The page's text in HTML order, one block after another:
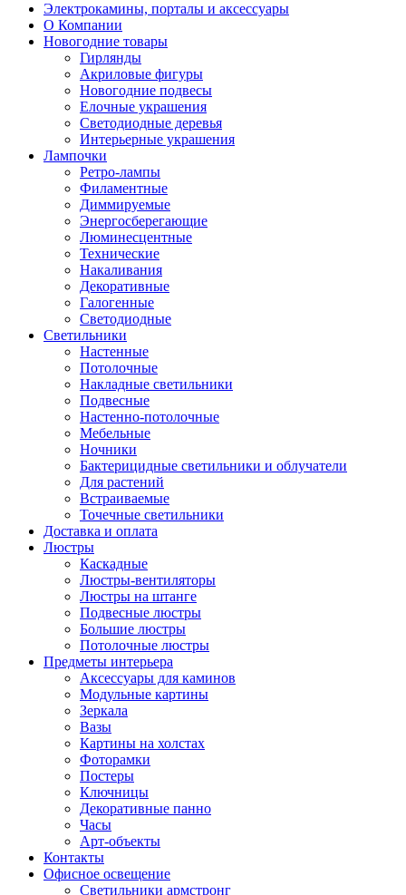
Электрокамины, порталы и аксессуары
О Компании
Новогодние товары
Гирлянды
Акриловые фигуры
Новогодние подвесы
Елочные украшения
Светодиодные деревья
Интерьерные украшения
Лампочки
Ретро-лампы
Филаментные
Диммируемые
Энергосберегающие
Люминесцентные
Технические
Накаливания
Декоративные
Галогенные
Светодиодные
Светильники
Настенные
Потолочные
Накладные светильники
Подвесные
Настенно-потолочные
Мебельные
Ночники
Бактерицидные светильники и облучатели
Для растений
Встраиваемые
Точечные светильники
Доставка и оплата
Люстры
Каскадные
Люстры-вентиляторы
Люстры на штанге
Подвесные люстры
Большие люстры
Потолочные люстры
Предметы интерьера
Аксессуары для каминов
Модульные картины
Зеркала
Вазы
Картины на холстах
Фоторамки
Постеры
Ключницы
Декоративные панно
Часы
Арт-объекты
Контакты
Офисное освещение
Светильники армстронг